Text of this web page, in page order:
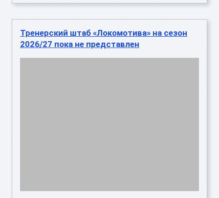
Тренерский штаб «Локомотива» на сезон
2026/27 пока не представлен